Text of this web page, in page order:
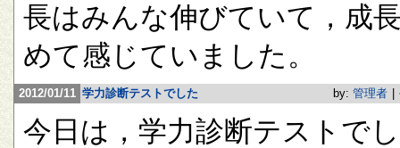
長はみんな伸びていて，成
めて感じていました。
2012/01/11 学力診断テストでした by: 管理者
今日は，学力診断テストで